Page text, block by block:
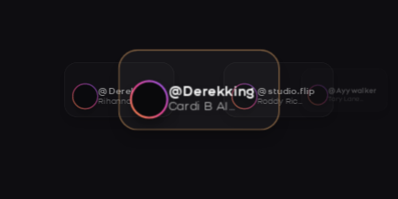
@Derekking
Cardi B AI voice
@studio.flip
Roddy Ricch AI voice
@Ayywalker
@Derekking
Rihanna AI voice